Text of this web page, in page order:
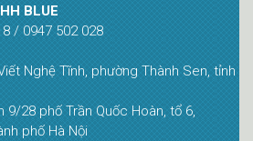
BLUE
/ 0947 502 028
Nghệ Tĩnh, phường Thành Sen, tỉnh
9/28 phố Trần Quốc Hoàn, tổ 6,
phố Hà Nội